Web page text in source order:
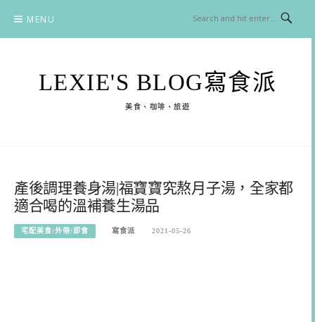
content
MENU
LEXIE'S BLOG寫食派
美食、咖啡、旅遊
產後調理養身湯|福寶寶究熬月子湯，全家都
適合喝的溫補養生湯品
宅配美食/外帶/即食 寫食派 2021-05-26